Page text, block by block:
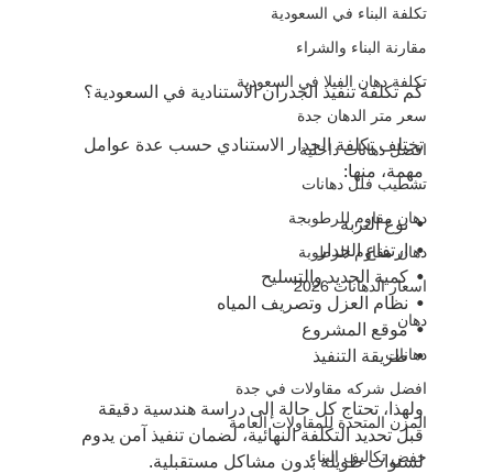
تكلفة البناء في السعودية
مقارنة البناء والشراء
تكلفة دهان الفيلا في السعودية
سعر متر الدهان جدة
افضل دهانات داخلية
تشطيب فلل دهانات
دهان مقاوم للرطوبجة
دهان مقاوم للرطوبة
اسعار الدهانات 2026
دهان
دهانات
افضل شركه مقاولات في جدة
المزن المتحدة للمقاولات العامة
حفض تكاليف البناء
كم تكلفة تنفيذ الجدران الاستنادية في السعودية؟
تختلف تكلفة الجدار الاستنادي حسب عدة عوامل
مهمة، منها:
•⁠  ⁠نوع التربة
•⁠  ⁠ارتفاع الجدار
•⁠  ⁠كمية الحديد والتسليح
•⁠  ⁠نظام العزل وتصريف المياه
•⁠  ⁠موقع المشروع
•⁠  ⁠طريقة التنفيذ
ولهذا، تحتاج كل حالة إلى دراسة هندسية دقيقة
قبل تحديد التكلفة النهائية، لضمان تنفيذ آمن يدوم
لسنوات طويلة بدون مشاكل مستقبلية.